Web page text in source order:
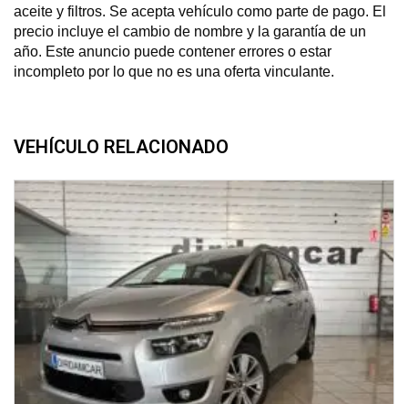
aceite y filtros. Se acepta vehículo como parte de pago. El
precio incluye el cambio de nombre y la garantía de un
año. Este anuncio puede contener errores o estar
incompleto por lo que no es una oferta vinculante.
VEHÍCULO RELACIONADO